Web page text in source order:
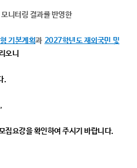
니터링 결과를 반영한
기본계획과 2027학년도 재외국민 및
오니
.
집요강을 확인하여 주시기 바랍니다.